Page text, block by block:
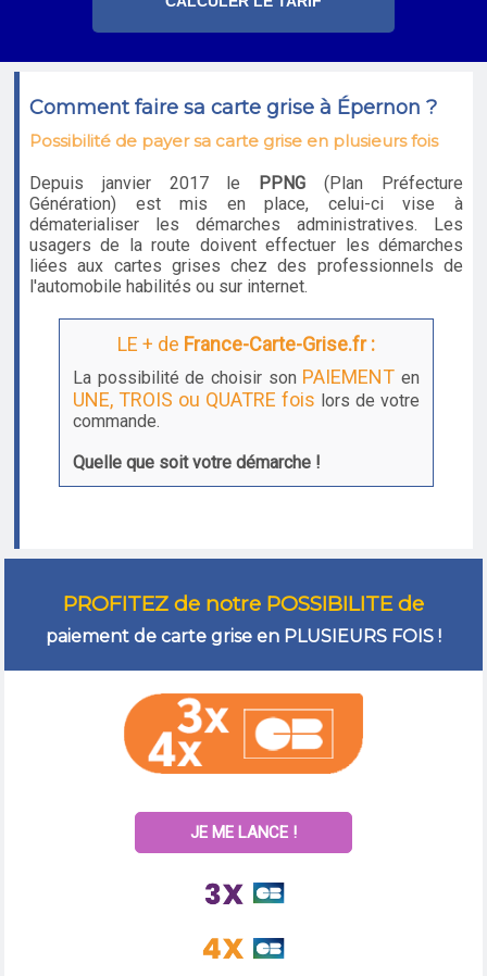
Comment faire sa carte grise à Épernon ?
Possibilité de payer sa carte grise en plusieurs fois
Depuis janvier 2017 le PPNG (Plan Préfecture
Génération) est mis en place, celui-ci vise à
dématerialiser les démarches administratives. Les
usagers de la route doivent effectuer les démarches
liées aux cartes grises chez des professionnels de
l'automobile habilités ou sur internet.
LE + de France-Carte-Grise.fr :
La possibilité de choisir son PAIEMENT en
UNE, TROIS ou QUATRE fois lors de votre
commande.
Quelle que soit votre démarche !
PROFITEZ de notre POSSIBILITE de
paiement de carte grise en PLUSIEURS FOIS !
JE ME LANCE !